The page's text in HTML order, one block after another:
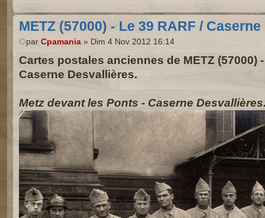
METZ (57000) - Le 39 RARF /
par Cpamania » Dim 4 Nov 2012 16:14
Cartes postales anciennes de METZ (57000)
Caserne Desvallières.
Metz devant les Ponts - Caserne